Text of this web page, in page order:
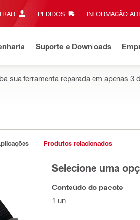
PEDIDOS INFORMAÇÃO
Suporte e Downloads
sua ferramenta reparada em apenas 3
Produtos relacionados
Selecione uma
Conteúdo do pacote
1 un